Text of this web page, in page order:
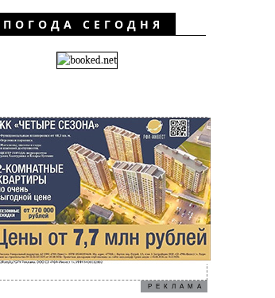
ПОГОДА СЕГОДНЯ
РЕКЛАМА